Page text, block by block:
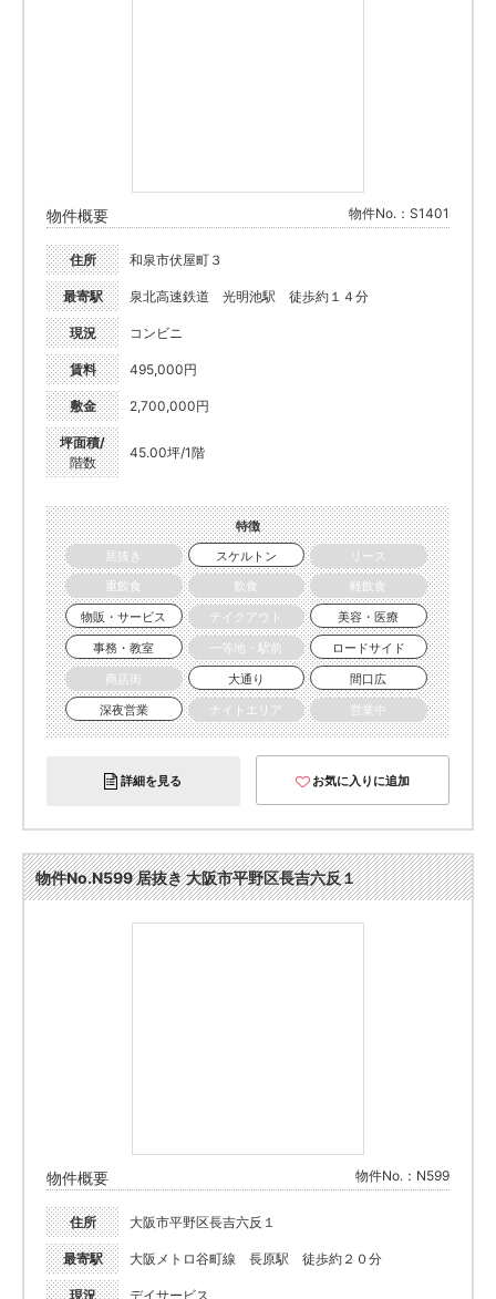
物件概要 物件No.：S1401
住所 和泉市伏屋町３
最寄駅 泉北高速鉄道 光明池駅 徒歩約１４分
現況 コンビニ
賃料 495,000円
敷金 2,700,000円
坪面積/
階数
45.00坪/1階
特徴
居抜き
スケルトン
リース
重飲食
飲食
軽飲食
物販・サービス
テイクアウト
美容・医療
事務・教室
一等地・駅前
ロードサイド
商店街
大通り
間口広
深夜営業
ナイトエリア 営業中
詳細を見る お気に入りに追加
物件No.N599 居抜き 大阪市平野区長吉六反１
物件概要 物件No.：N599
住所 大阪市平野区長吉六反１
最寄駅 大阪メトロ谷町線 長原駅 徒歩約２０分
現況 デイサービス